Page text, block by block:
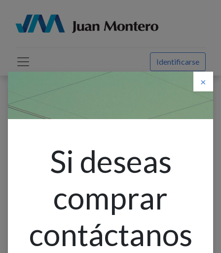
Identificarse
×
Si deseas
comprar
contáctanos
Todos los productos